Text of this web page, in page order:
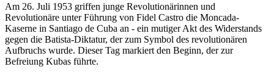
Am 26. Juli 1953 griffen junge Revolutionärinnen und
Revolutionäre unter Führung von Fidel Castro die Moncada-
Kaserne in Santiago de Cuba an - ein mutiger Akt des Widerstands
gegen die Batista-Diktatur, der zum Symbol des revolutionären
Aufbruchs wurde. Dieser Tag markiert den Beginn, der zur
Befreiung Kubas führte.